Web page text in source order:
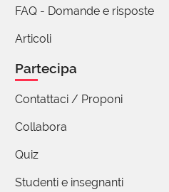
pensiamo ad ogni
esserci comunque
fondo, alla base (a
meccanico). Un po'
FAQ - Domande e risposte
Articoli
Partecipa
Contattaci / Proponi
Collabora
Quiz
Studenti e insegnanti